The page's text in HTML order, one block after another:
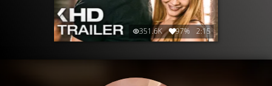
351.6K 97% 2:15